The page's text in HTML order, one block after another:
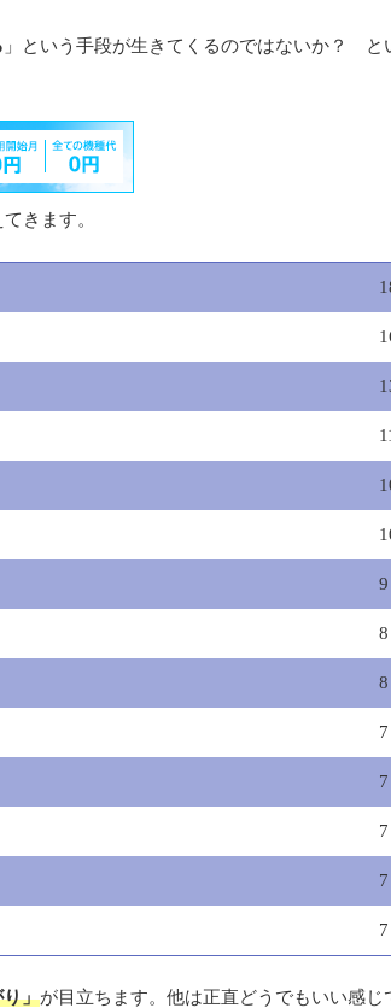
」という手段が生きてくるのではないか？ と
きます。
9
8
8
7
7
7
7
7
り」が目立ちます。他は正直どうでもいい感じ